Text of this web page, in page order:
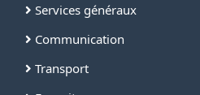
Services généraux
Communication
Transport